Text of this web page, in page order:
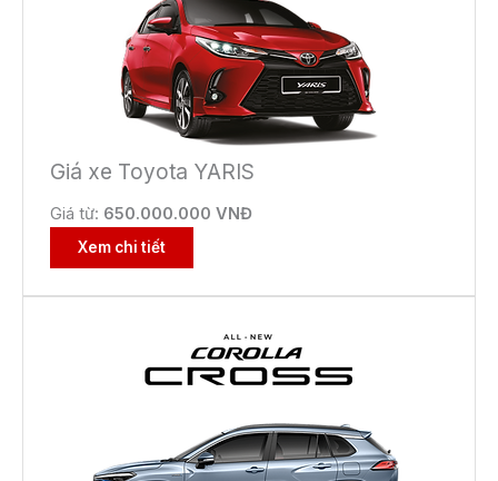
Giá xe Toyota YARIS
Giá từ: 650.000.000 VNĐ
Xem chi tiết